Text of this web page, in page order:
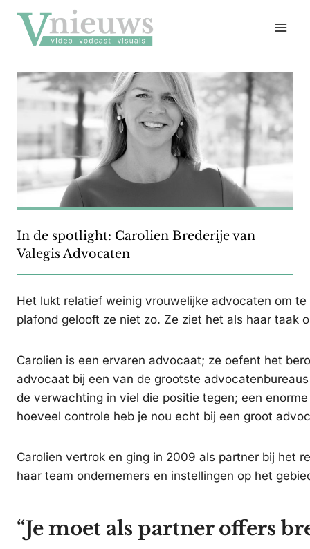
naar
inhoud
In de spotlight: Carolien Brederije van
Valegis Advocaten
Het lukt relatief weinig vrouwelijke advocaten om
plafond gelooft ze niet zo. Ze ziet het als haar taak
Carolien is een ervaren advocaat; ze oefent het
advocaat bij een van de grootste
de verwachting in viel die positie tegen; een
hoeveel controle heb je nou echt bij een groot
Carolien vertrok en ging in 2009 als partner bij het
haar team ondernemers en instellingen op het
“Je moet als partner offers